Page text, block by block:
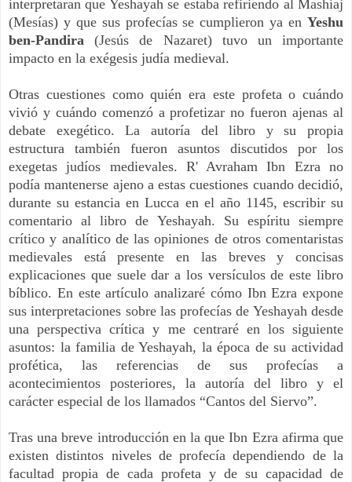
interpretaran que Yeshayah se estaba refiriendo al Mashiaj
(Mesías) y que sus profecías se cumplieron ya en Yeshu
ben-Pandira (Jesús de Nazaret) tuvo un importante
impacto en la exégesis judía medieval.
Otras cuestiones como quién era este profeta o cuándo
vivió y cuándo comenzó a profetizar no fueron ajenas al
debate exegético. La autoría del libro y su propia
estructura también fueron asuntos discutidos por los
exegetas judíos medievales. R' Avraham Ibn Ezra no
podía mantenerse ajeno a estas cuestiones cuando decidió,
durante su estancia en Lucca en el año 1145, escribir su
comentario al libro de Yeshayah. Su espíritu siempre
crítico y analítico de las opiniones de otros comentaristas
medievales está presente en las breves y concisas
explicaciones que suele dar a los versículos de este libro
bíblico. En este artículo analizaré cómo Ibn Ezra expone
sus interpretaciones sobre las profecías de Yeshayah desde
una perspectiva crítica y me centraré en los siguiente
asuntos: la familia de Yeshayah, la época de su actividad
profética, las referencias de sus profecías a
acontecimientos posteriores, la autoría del libro y el
carácter especial de los llamados “Cantos del Siervo”.
Tras una breve introducción en la que Ibn Ezra afirma que
existen distintos niveles de profecía dependiendo de la
facultad propia de cada profeta y de su capacidad de